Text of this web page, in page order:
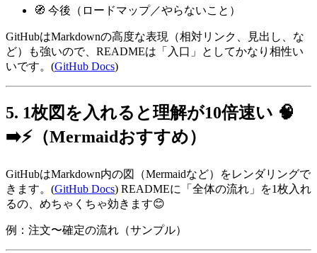
🧭 今後（ロードマップ／やらないこと）
GitHubはMarkdownの高度な表現（相対リンク、見出し、な
ど）も強いので、READMEは「入口」としてかなり相性い
いです。(GitHub Docs)
5. 1枚図を入れると理解が10倍速い 🧠
➡️⚡（Mermaidおすすめ）
GitHubはMarkdown内の図（Mermaidなど）をレンダリングで
きます。(GitHub Docs) READMEに「全体の流れ」を1枚入れ
るの、めちゃくちゃ効きます😊
例：注文〜確定の流れ（サンプル）